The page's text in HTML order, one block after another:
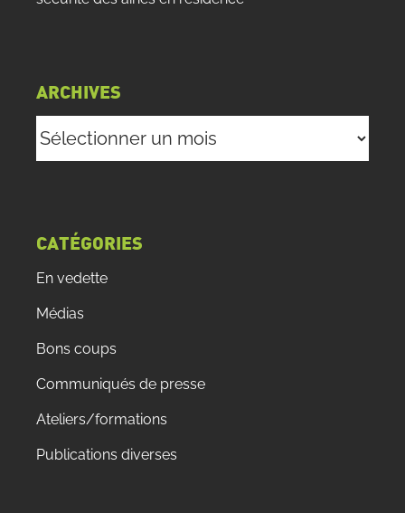
ARCHIVES
CATÉGORIES
En vedette
Médias
Bons coups
Communiqués de presse
Ateliers/formations
Publications diverses